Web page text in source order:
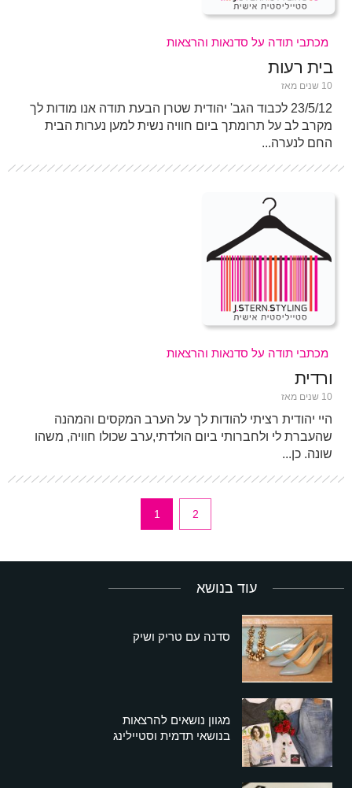
מכתבי תודה על סדנאות והרצאות
בית רעות
10 שנים מאז
23/5/12 לכבוד הגב' יהודית שטרן הבעת תודה אנו מודות לך
מקרב לב על תרומתך ביום חוויה נשית למען נערות הבית
החם לנערה...
מכתבי תודה על סדנאות והרצאות
ורדית
10 שנים מאז
היי יהודית רציתי להודות לך על הערב המקסים והמהנה
שהעברת לי ולחברותי ביום הולדתי,ערב שכולו חוויה, משהו
שונה. כן...
1 2
עוד בנושא
סדנה עם טריק ושיק
מגוון נושאים להרצאות
בנושאי תדמית וסטיילינג